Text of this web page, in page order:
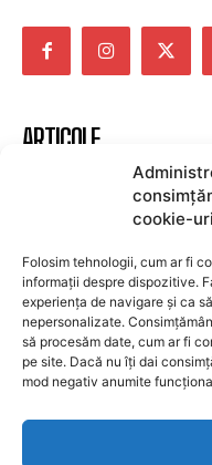
cookie-uri
Folosim tehnologii, cum ar fi
informații despre dispozitive.
experiența de navigare și ca
nepersonalizate.
să procesăm date, cum ar fi
pe site. Dacă nu îți dai
mod negativ anumite
ARTICOLE
Cine este
curent? România
economia în
UTILE BRASOV 9 august
Sistemul e-Terra se
viitoare, cu 94.000
Guvernul promite